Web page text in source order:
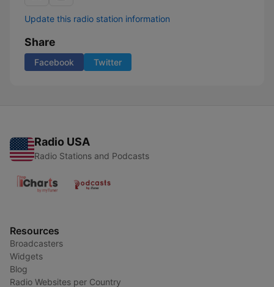
Update this radio station information
Share
Facebook Twitter
Radio USA
Radio Stations and Podcasts
Resources
Broadcasters
Widgets
Blog
Radio Websites per Country